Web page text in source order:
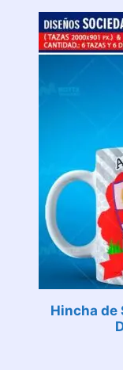
Hincha de